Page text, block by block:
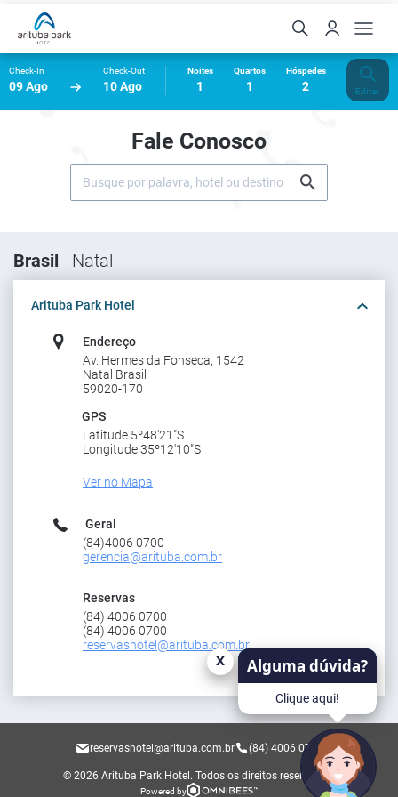
Check-In
09 Ago
Check-Out
10 Ago
Noites
1
Quartos
1
Hóspedes
2 Editar
Fale Conosco
Brasil Natal
Arituba Park Hotel
Endereço
Av. Hermes da Fonseca, 1542
Natal Brasil
59020-170
GPS
Latitude 5º48'21"S
Longitude 35º12'10"S
Ver no Mapa
Geral
(84)4006 0700
gerencia@arituba.com.br
Reservas
(84) 4006 0700
(84) 4006 0700
reservashotel@arituba.com.br
reservashotel@arituba.com.br (84) 4006 0700
© 2026 Arituba Park Hotel. Todos os direitos reservados.
Powered by
Alguma dúvida?
Clique aqui!
x